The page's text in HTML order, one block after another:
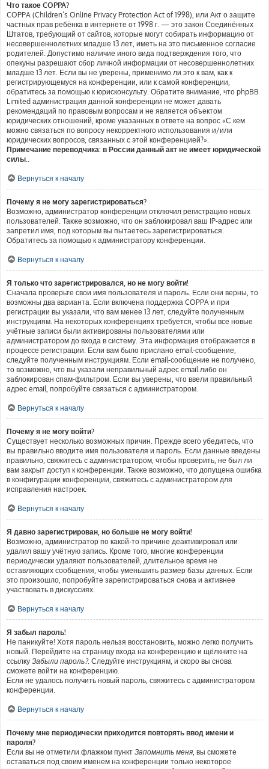
Что такое COPPA?
COPPA (Children’s Online Privacy Protection Act of 1998), или Акт о защите
частных прав ребёнка в интернете от 1998 г. — это закон Соединённых
Штатов, требующий от сайтов, которые могут собирать информацию от
несовершеннолетних младше 13 лет, иметь на это письменное согласие
родителей. Допустимо наличие иного вида подтверждения того, что
опекуны разрешают сбор личной информации от несовершеннолетних
младше 13 лет. Если вы не уверены, применимо ли это к вам, как к
регистрирующемуся на конференции, или к самой конференции,
обратитесь за помощью к юрисконсульту. Обратите внимание, что phpBB
Limited администрация данной конференции не может давать
рекомендаций по правовым вопросам и не является объектом
юридических отношений, кроме указанных в ответе на вопрос «С кем
можно связаться по вопросу некорректного использования и/или
юридических вопросов, связанных с этой конференцией?».
Примечание переводчика: в России данный акт не имеет юридической
силы..
Вернуться к началу
Почему я не могу зарегистрироваться?
Возможно, администратор конференции отключил регистрацию новых
пользователей. Также возможно, что он заблокировал ваш IP-адрес или
запретил имя, под которым вы пытаетесь зарегистрироваться.
Обратитесь за помощью к администратору конференции.
Вернуться к началу
Я только что зарегистрировался, но не могу войти!
Сначала проверьте свои имя пользователя и пароль. Если они верны, то
возможны два варианта. Если включена поддержка COPPA и при
регистрации вы указали, что вам менее 13 лет, следуйте полученным
инструкциям. На некоторых конференциях требуется, чтобы все новые
учётные записи были активированы пользователями или
администратором до входа в систему. Эта информация отображается в
процессе регистрации. Если вам было прислано email-сообщение,
следуйте полученным инструкциям. Если email-сообщение не получено,
то возможно, что вы указали неправильный адрес email либо он
заблокирован спам-фильтром. Если вы уверены, что ввели правильный
адрес email, попробуйте связаться с администратором.
Вернуться к началу
Почему я не могу войти?
Существует несколько возможных причин. Прежде всего убедитесь, что
вы правильно вводите имя пользователя и пароль. Если данные введены
правильно, свяжитесь с администратором, чтобы проверить, не был ли
вам закрыт доступ к конференции. Также возможно, что допущена ошибка
в конфигурации конференции, свяжитесь с администратором для
исправления настроек.
Вернуться к началу
Я давно зарегистрирован, но больше не могу войти!
Возможно, администратор по какой-то причине деактивировал или
удалил вашу учётную запись. Кроме того, многие конференции
периодически удаляют пользователей, длительное время не
оставляющих сообщения, чтобы уменьшить размер базы данных. Если
это произошло, попробуйте зарегистрироваться снова и активнее
участвовать в дискуссиях.
Вернуться к началу
Я забыл пароль!
Не паникуйте! Хотя пароль нельзя восстановить, можно легко получить
новый. Перейдите на страницу входа на конференцию и щёлкните на
ссылку Забыли пароль?. Следуйте инструкциям, и скоро вы снова
сможете войти на конференцию.
Если не удалось получить новый пароль, свяжитесь с администратором
конференции.
Вернуться к началу
Почему мне периодически приходится повторять ввод имени и
пароля?
Если вы не отметили флажком пункт Запомнить меня, вы сможете
оставаться под своим именем на конференции только некоторое